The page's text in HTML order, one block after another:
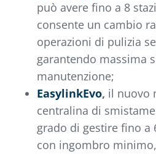
può avere fino a 8
consente un cambio
operazioni di pulizia
garantendo massima
manutenzione;
EasylinkEvo, il nuovo
centralina di
grado di gestire fino a
con ingombro